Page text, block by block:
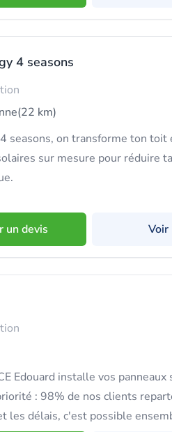
4 seasons
(22 km)
seasons, on transforme ton toit
sur mesure pour réduire
un devis
Edouard installe vos
: 98% de nos clients
les délais, c'est possible